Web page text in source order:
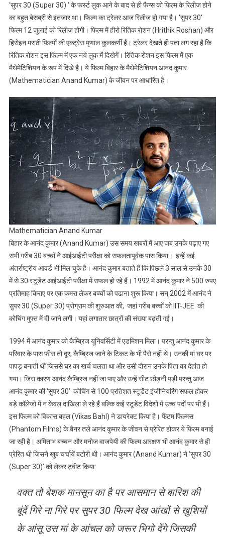
देखेंगे
नए
लुक
में
यह
आनंद
बायोपिक
।
‘सुपर 30 (Super 30) ‘ के फर्स्ट लुक आने के बाद से ही फैन्स को फिल्म के रिलीज होने
का बहुत बेसब्री से इंतजार था। फिल्म का ट्रेलर आज रिलीज हो गया है। ‘सुपर 30’
फिल्म 12 जुलाई को रिलीज़ होगी। फिल्म में हीरो रितिक रोशन (Hrithik Roshan) और
हिरोइन मराठी फिल्मों की एक्ट्रेस मृणाल कुलकर्णी हैं। ट्रेलर देखते ही पता लग रहा है कि
रितिक रोशन इस फिल्म में एक नये लुक में दिखेगें। रितिक रोशन इस फिल्म में एक
मैथेमेटिशियन के रूप में दिखे है। ये फिल्म बिहार के मैथेमेटिशियन आनंद कुमार
(Mathematician Anand Kumar) के जीवन पर आधारित है।
Mathematician Anand Kumar
बिहार के आनंद कुमार (Anand Kumar) उस समय खबरों में आए जब उनके पढ़ाए गए
सभी गरीब 30 बच्चों ने आईआईटी परीक्षा को सफलतापूर्वक पास किया। इन्हें कई
अंतर्राष्ट्रीय आवर्ड भी मिल चुके है। आनंद कुमार बताते हैं कि पिछले 3 साल से उनके 30
में से 30 स्टूडेंट आईआईटी परीक्षा में सफल हो रहे हैं। 1992 में आनंद कुमार ने 500 रुपए
प्रतिमाह किराए पर एक कमरा लेकर बच्चों को पढाना शुरू किया। सन् 2002 में आनंद ने
सुपर 30 (Super 30) प्रोग्राम की शुरुआत की, जहां गरीब बच्चों को IIT-JEE की
कोचिंग मुफ्त में दी जाने लगी। यहां लगातार छात्रों की संख्या बढ़ती गई।
1994 में आनंद कुमार को कैम्ब्रिज यूनिवर्सिटी में एडमिशन मिला। परन्तु आनंद कुमार के
परिवार के पास फीस तो दूर, कैम्ब्रिज जाने के टिकट के भी पैसे नहीं थे। उनकी मां घर पर
पापड़ बनाती थीं जिससे घर का खर्च चलता था और उसी दौरान उनके पिता का देहांत हो
गया। जिस कारण आनंद कैम्ब्रिज नहीं जा पाए और उन्हें सीट छोड़नी पड़ी परन्तु आज
आनंद कुमार की ‘सुपर 30’ कोचिंग से 100 प्रतिशत स्टूडेंट इंजीनियरिंग सफल होकर
बड़े कॉलेजों में न केवल दाखिला ले रहे हैं बल्कि कई स्टूडेंट विदेशों में उच्च पदों पर भी हैं।
इस फिल्म को विकास बहल (Vikas Bahl) ने डायरेक्ट किया है। फैंटम फिल्मस
(Phantom Films) के बैनर तले आनंद कुमार के जीवन से प्रेरित होकर ये फिल्म बनाई
जा रही है। अमिताभ बच्चन और मनोज वाजपेयी की फिल्म आरक्षण भी आनंद कुमार से ही
प्रेरित थी जिसने खुब चर्चायें बटोरी थी। आनंद कुमार (Anand Kumar) ने ‘सुपर 30
(Super 30)’ को लेकर ट्वीट किया:
वक्त तो बेशक मानसून का है पर आसमान से बारिश की
बूंदें गिरे ना गिरे पर सुपर 30 फिल्म देख आंखों से खुशियों
के आंसू उस मां के आंचल को जरूर भिगो देंगे जिसकी